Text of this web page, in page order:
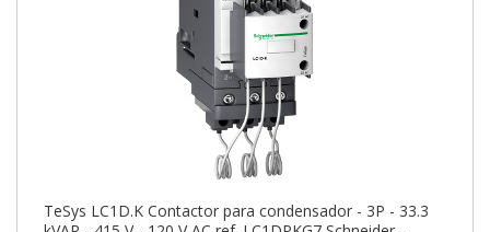
TeSys LC1D.K Contactor para condensador - 3P - 33.3